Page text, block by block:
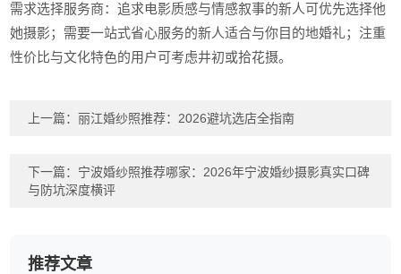
需求选择服务商：追求电影质感与情感叙事的新人可优先选择他
她摄影；需要一站式省心服务的新人适合与你目的地婚礼；注重
性价比与文化特色的用户可考虑井初或拾花摄。
上一篇：丽江婚纱照推荐：2026避坑选店全指南
下一篇： 宁波婚纱照推荐哪家：2026年宁波婚纱摄影真实口碑
与防坑深度横评
推荐文章